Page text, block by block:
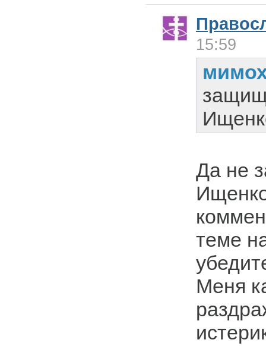
15:59
Да не
теме
Меня